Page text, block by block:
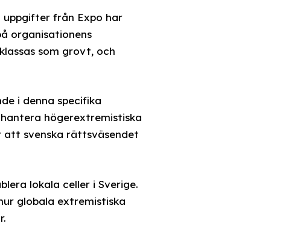
från Expo har
organisationens
som grovt, och
i denna specifika
högerextremistiska
att svenska rättsväsendet
lokala celler i Sverige.
globala extremistiska